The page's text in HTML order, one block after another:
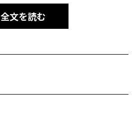
全文を読む